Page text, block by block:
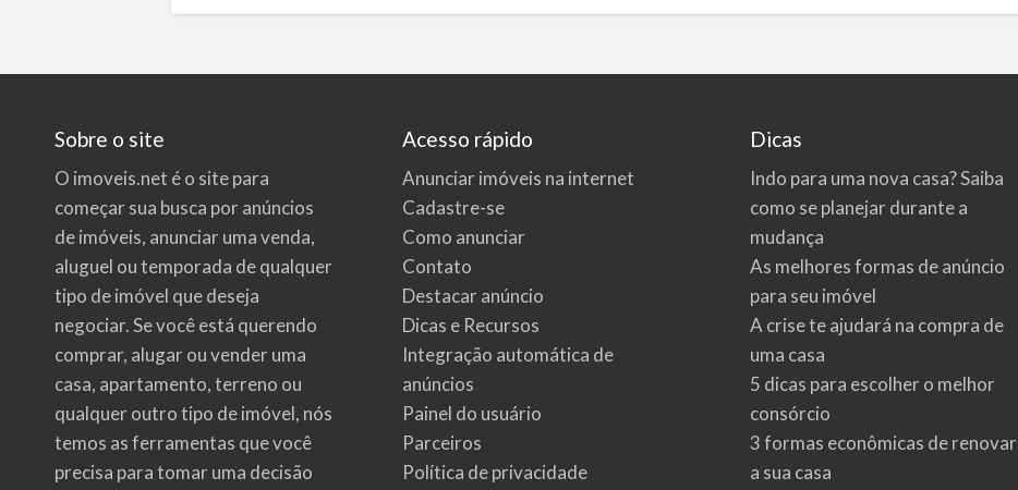
Sobre o site
O imoveis.net é o site para
começar sua busca poranúncios
de imóveis, anunciar uma venda,
aluguel ou temporada de qualquer
tipo de imóvel que deseja
negociar. Se você está querendo
comprar, alugar ou vender uma
casa, apartamento, terreno ou
qualquer outro tipo de imóvel, nós
temos as ferramentas que você
precisa para tomar uma decisão
Acesso rápido
Anunciar imóveis na internet
Cadastre-se
Como anunciar
Contato
Destacar anúncio
Dicas e Recursos
Integração automática de
anúncios
Painel do usuário
Parceiros
Política de privacidade
Dicas
Indo para uma nova casa? Saiba
como se planejar durante a
mudança
As melhores formas de anúncio
para seu imóvel
A crise te ajudará na compra de
uma casa
5 dicas para escolher o melhor
consórcio
3 formas econômicas de renovar
a sua casa